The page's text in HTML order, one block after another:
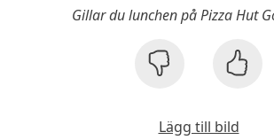
Gillar du lunchen på Pizza Hut
Lägg till bild